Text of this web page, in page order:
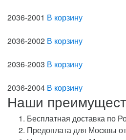
2036-2001 В корзину
2036-2002 В корзину
2036-2003 В корзину
2036-2004 В корзину
Наши
Бесплатная доставка по
Предоплата для Москвы